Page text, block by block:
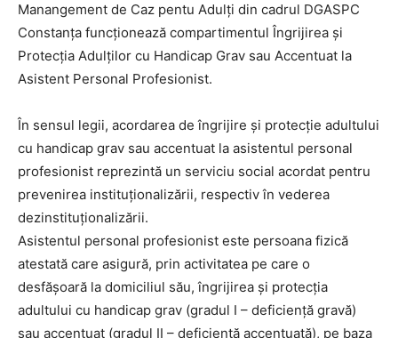
Manangement de Caz pentu Adulţi din cadrul DGASPC
Constanţa funcţionează compartimentul Îngrijirea şi
Protecţia Adulţilor cu Handicap Grav sau Accentuat la
Asistent Personal Profesionist.
În sensul legii, acordarea de îngrijire şi protecţie adultului
cu handicap grav sau accentuat la asistentul personal
profesionist reprezintă un serviciu social acordat pentru
prevenirea instituţionalizării, respectiv în vederea
dezinstituţionalizării.
Asistentul personal profesionist este persoana fizică
atestată care asigură, prin activitatea pe care o
desfăşoară la domiciliul său, îngrijirea şi protecţia
adultului cu handicap grav (gradul I – deficienţă gravă)
sau accentuat (gradul II – deficienţă accentuată), pe baza